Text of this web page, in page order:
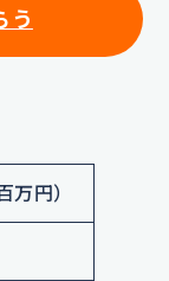
う
万円）